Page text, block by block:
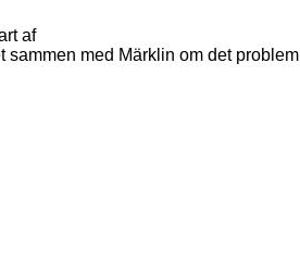
af
sammen med Märklin om det problem